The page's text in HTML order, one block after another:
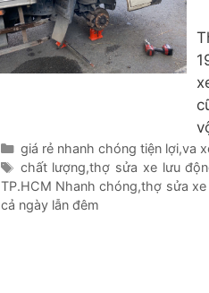
Danh
mục
giá rẻ nhanh chóng tiện lợi,va
Thẻ
chất lượng,thợ sửa xe lưu
TP.HCM Nhanh chóng,thợ sửa xe
cả ngày lẫn đêm